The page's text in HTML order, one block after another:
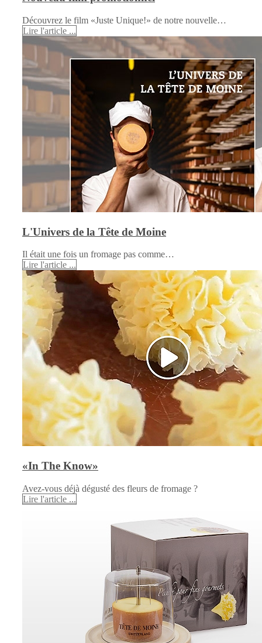
Découvrez le film «Juste Unique!» de notre nouvelle…
Lire l'article ...
L'Univers de la Tête de Moine
Il était une fois un fromage pas comme…
Lire l'article ...
«In The Know»
Avez-vous déjà dégusté des fleurs de fromage ?
Lire l'article ...